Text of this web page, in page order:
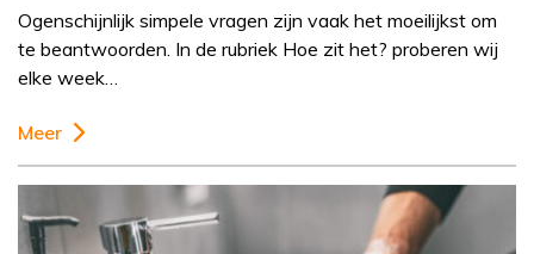
Ogenschijnlijk simpele vragen zijn vaak het moeilijkst om
te beantwoorden. In de rubriek Hoe zit het? proberen wij
elke week…
Meer